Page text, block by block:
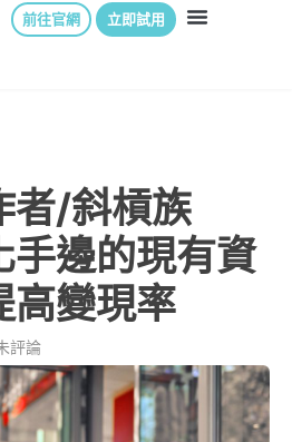
前往官網 立即試用
者/斜槓族
手邊的現有資
高變現率
評論